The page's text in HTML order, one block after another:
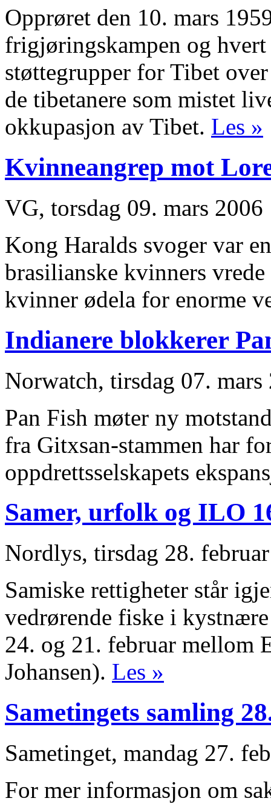
Opprøret den 10. mars
frigjøringskampen og
støttegrupper for Tibet
de tibetanere som mistet
okkupasjon av Tibet. Les »
Kvinneangrep mot
VG, torsdag 09. mars 2006
Kong Haralds svoger var
brasilianske kvinners
kvinner ødela for enorme
Indianere blokkerer
Norwatch, tirsdag 07. mars
Pan Fish møter ny
fra Gitxsan-stammen har
oppdrettsselskapets
Samer, urfolk og ILO
Nordlys, tirsdag 28.
Samiske rettigheter står
vedrørende fiske i
24. og 21. februar mellom
Johansen). Les »
Sametingets samling
Sametinget, mandag 27.
For mer informasjon om